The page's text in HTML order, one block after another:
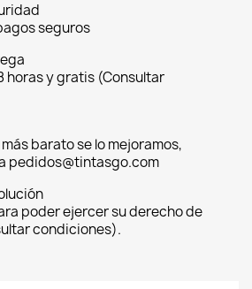
seguros
horas y gratis (Consultar
barato se lo mejoramos,
pedidos@tintasgo.com
poder ejercer su derecho de
condiciones).